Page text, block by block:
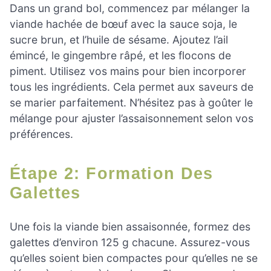
Dans un grand bol, commencez par mélanger la
viande hachée de bœuf avec la sauce soja, le
sucre brun, et l’huile de sésame. Ajoutez l’ail
émincé, le gingembre râpé, et les flocons de
piment. Utilisez vos mains pour bien incorporer
tous les ingrédients. Cela permet aux saveurs de
se marier parfaitement. N’hésitez pas à goûter le
mélange pour ajuster l’assaisonnement selon vos
préférences.
Étape 2: Formation Des
Galettes
Une fois la viande bien assaisonnée, formez des
galettes d’environ 125 g chacune. Assurez-vous
qu’elles soient bien compactes pour qu’elles ne se